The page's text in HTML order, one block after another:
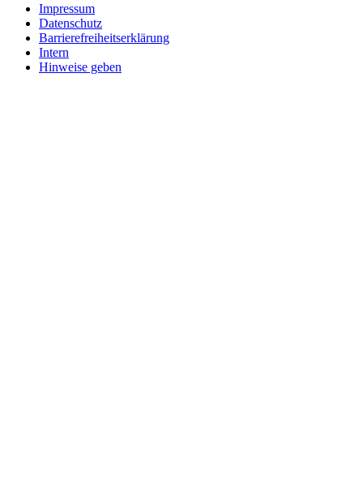
Impressum
Datenschutz
Barrierefreiheitserklärung
Intern
Hinweise geben